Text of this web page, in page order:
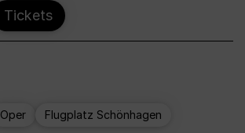
Tickets
Oper Flugplatz Schönhagen